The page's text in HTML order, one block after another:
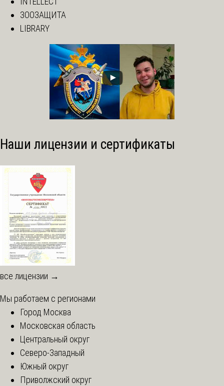
ЗООЗАЩИТА
LIBRARY
Наши лицензии и сертификаты
все лицензии →
Мы работаем с регионами
Город Москва
Московская область
Центральный округ
Северо-Западный
Южный округ
Приволжский округ